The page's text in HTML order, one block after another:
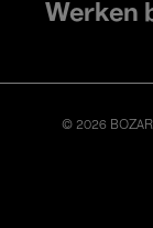
Werken
© 2026